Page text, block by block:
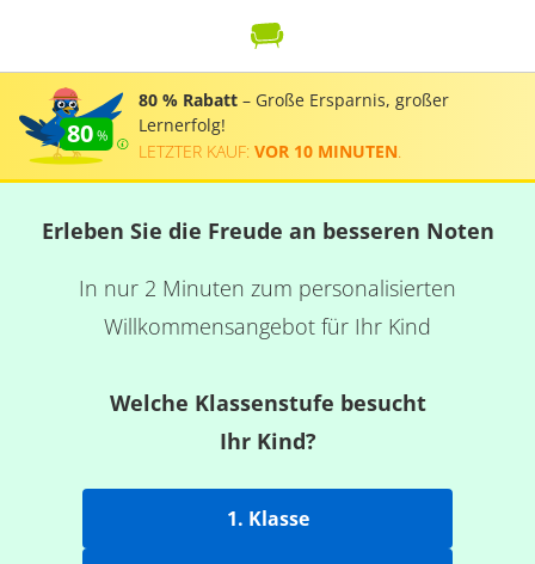
80
80 % Rabatt – Große Ersparnis, großer
Lernerfolg!
LETZTER KAUF: VOR 10 MINUTEN
Erleben Sie die Freude an besseren Noten
In nur 2 Minuten zum personalisierten
Willkommensangebot für Ihr Kind
Welche Klassenstufe besucht
Ihr Kind?
1. Klasse